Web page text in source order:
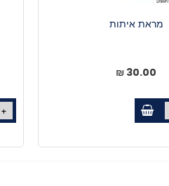
מראת איתות
30.00 ₪
+